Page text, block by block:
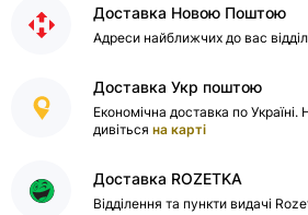
Доставка Новою Поштою
Адреси найближчих до вас
Доставка Укр поштою
Економічна доставка по Україні.
дивіться на карті
Доставка ROZETKA
Відділення та пункти видачі